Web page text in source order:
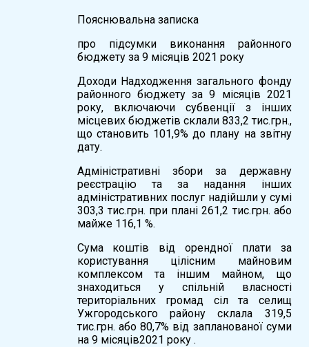
Пояснювальна записка
про підсумки виконання районного
бюджету за 9 місяців 2021 року
Доходи Надходження загального фонду
районного бюджету за 9 місяців 2021
року, включаючи субвенції з інших
місцевих бюджетів склали 833,2 тис.грн.,
що становить 101,9% до плану на звітну
дату.
Адміністративні збори за державну
реєстрацію та за надання інших
адміністративних послуг надійшли у сумі
303,3 тис.грн. при плані 261,2 тис.грн. або
майже 116,1 %.
Сума коштів від орендної плати за
користування цілісним майновим
комплексом та іншим майном, що
знаходиться у спільній власності
територіальних громад сіл та селищ
Ужгородського району склала 319,5
тис.грн. або 80,7% від запланованої суми
на 9 місяців2021 року .